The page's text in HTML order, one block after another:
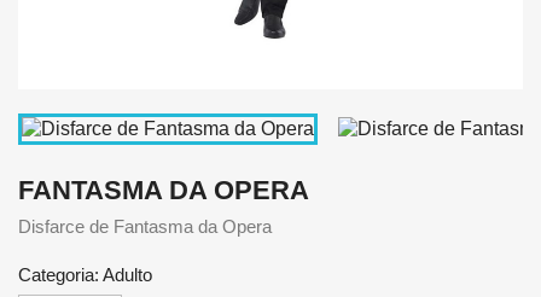
FANTASMA DA OPERA
Disfarce de Fantasma da Opera
Categoria: Adulto